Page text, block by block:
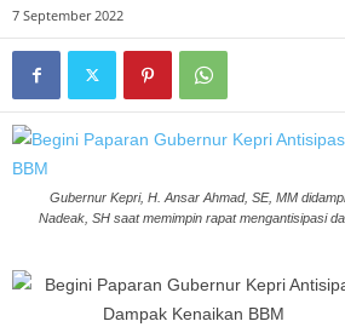
7 September 2022
Gubernur Kepri, H. Ansar Ahmad, SE, MM
Nadeak, SH saat memimpin rapat mengantisipasi